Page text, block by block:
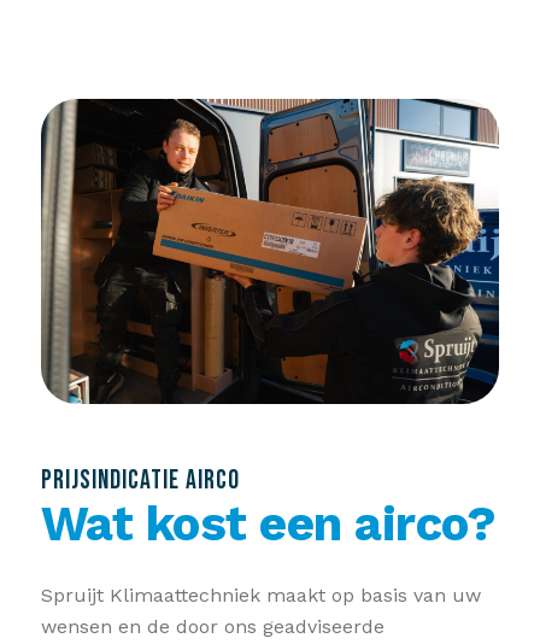
PRIJSINDICATIE AIRCO
Wat kost een airco?
Spruijt Klimaattechniek maakt op basis van uw
wensen en de door ons geadviseerde